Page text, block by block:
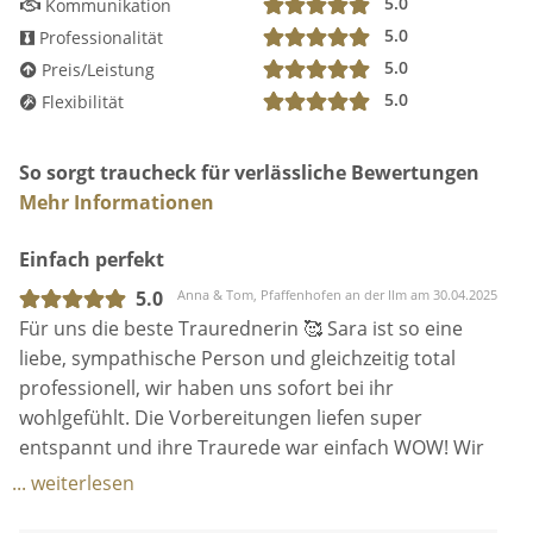
♥ Schritt 3: Das Traugespräch.
Ich schicke euch vorab kleine Fragebögen, ihr füllt sie
zuhause aus, und dann treffen wir uns zum
persönlichen Traugespräch. Hier gehen wir in die
Wünsche für die Hochzeit. Ich berate euch gerne zu
Ritualen und Musik. Wichtig: Ihr habt die volle
nichts dem Zufall überlassen. Nach dem
Traugespräch schreibe ich eure Rede. Ich freu' mich
jetzt schon.
♥Schritt 4: Die Hochzeit.
Es ist soweit, der große Tag ist da! Nach langer
Planung bin ich frühzeitig vor Ort, um aufzubauen
und einen Soundcheck zu machen. Eine
professionelle Anlage und Mikrofon habe ich selbst
Kommunikation
Professionalität
5.0
Preis/Leistung
5.0
Flexibilität
5.0
So sorgt traucheck für verlässliche Bewertungen
Mehr Informationen
Einfach perfekt
5.0
Anna & Tom, Pfaffenhofen an der Ilm am 30.04.2025
Für uns die beste Traurednerin 🥰 Sara ist so eine
liebe, sympathische Person und gleichzeitig total
professionell, wir haben uns sofort bei ihr
wohlgefühlt. Die Vorbereitungen liefen super
entspannt und ihre Traurede war einfach WOW! Wir
haben gelacht, geweint, auch die Gäste haben alle
... weiterlesen